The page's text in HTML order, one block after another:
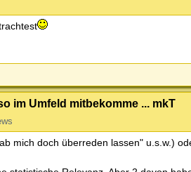
im Umfeld mitbekomme ... mkT
mich doch überreden lassen" u.s.w.)